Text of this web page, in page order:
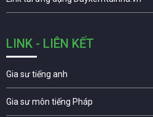
LINK - LIÊN KẾT
Gia sư tiếng anh
Gia sư môn tiếng Pháp